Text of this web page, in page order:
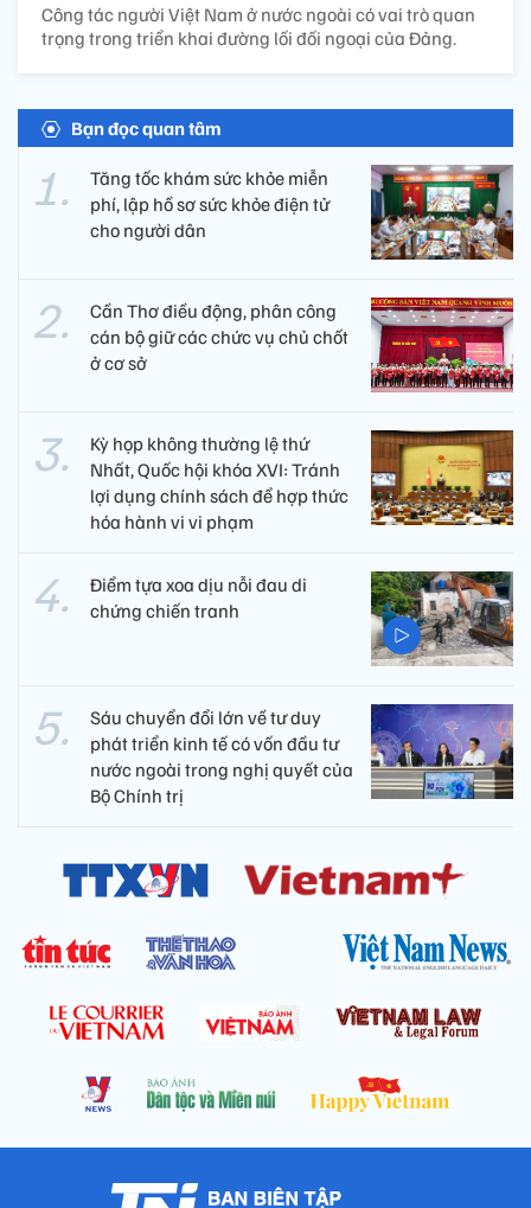
Công tác người Việt Nam ở nước ngoài có vai trò quan
trọng trong triển khai đường lối đối ngoại của Đảng.
Bạn đọc quan tâm
Tăng tốc khám sức khỏe miễn
phí, lập hồ sơ sức khỏe điện tử
cho người dân
Cần Thơ điều động, phân công
cán bộ giữ các chức vụ chủ chốt
ở cơ sở
Kỳ họp không thường lệ thứ
Nhất, Quốc hội khóa XVI: Tránh
lợi dụng chính sách để hợp thức
hóa hành vi vi phạm
Điểm tựa xoa dịu nỗi đau di
chứng chiến tranh
Sáu chuyển đổi lớn về tư duy
phát triển kinh tế có vốn đầu tư
nước ngoài trong nghị quyết của
Bộ Chính trị